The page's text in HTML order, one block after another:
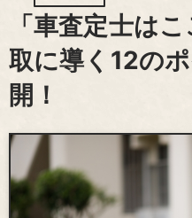
「車査定士は
取に導く12の
開！